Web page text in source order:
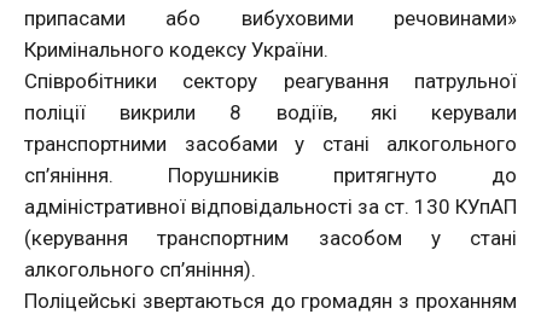
припасами або вибуховими речовинами»
Кримінального кодексу України.
Співробітники сектору реагування патрульної
поліції викрили 8 водіїв, які керували
транспортними засобами у стані алкогольного
сп’яніння. Порушників притягнуто до
адміністративної відповідальності за ст. 130 КУпАП
(керування транспортним засобом у стані
алкогольного сп’яніння).
Поліцейські звертаються до громадян з проханням